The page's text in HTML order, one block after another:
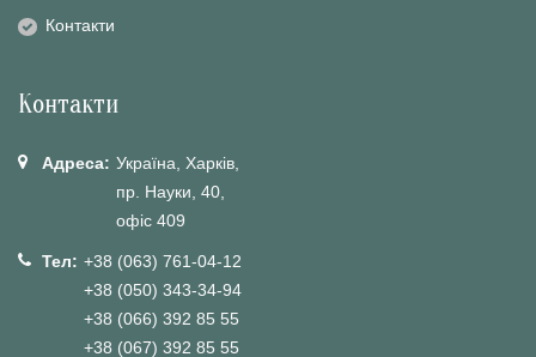
Контакти
Контакти
Адреса: Україна, Харків,
пр. Науки, 40,
офіс 409
Тел: +38 (063) 761-04-12
+38 (050) 343-34-94
+38 (066) 392 85 55
+38 (067) 392 85 55